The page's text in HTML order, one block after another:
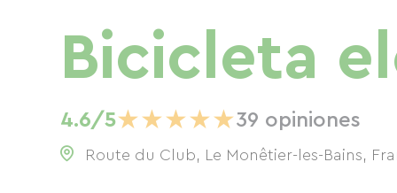
Bicicleta
4.6/5★★★★★39 opiniones
Route du Club, Le Monêtier-les-Bains,